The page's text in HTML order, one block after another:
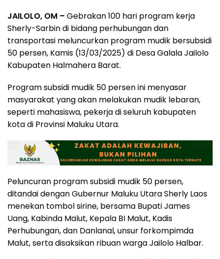
JAILOLO, OM – Gebrakan 100 hari program kerja
Sherly-Sarbin di bidang perhubungan dan
transportasi meluncurkan program mudik bersubsidi
50 persen, Kamis (13/03/2025) di Desa Galala Jailolo
Kabupaten Halmahera Barat.
Program subsidi mudik 50 persen ini menyasar
masyarakat yang akan melakukan mudik lebaran,
seperti mahasiswa, pekerja di seluruh kabupaten
kota di Provinsi Maluku Utara.
Peluncuran program subsidi mudik 50 persen,
ditandai dengan Gubernur Maluku Utara Sherly Laos
menekan tombol sirine, bersama Bupati James
Uang, Kabinda Malut, Kepala BI Malut, Kadis
Perhubungan, dan Danlanal, unsur forkompimda
Malut, serta disaksikan ribuan warga Jailolo Halbar.